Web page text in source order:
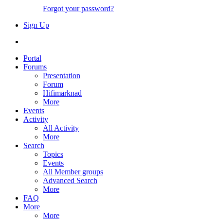
Forgot your password?
Sign Up
Portal
Forums
Presentation
Forum
Hifimarknad
More
Events
Activity
All Activity
More
Search
Topics
Events
All Member groups
Advanced Search
More
FAQ
More
More